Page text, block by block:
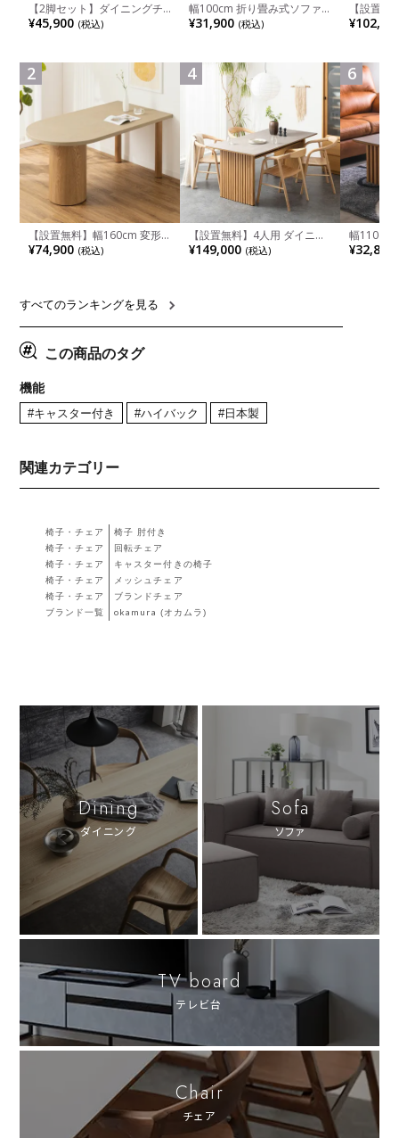
【2脚セット】ダイニングチ
ェア 木製 LUGA 肘付き チェ
ア 天然木 リビング椅子 板座
ュラル ブラウン 完成品
¥45,900 (税込)
2
【設置無料】幅160cm 変形
半円 ダイニングテーブル モ
ルタル風 LENAS コンクリー
リア風 グレージュ
¥74,900 (税込)
幅100cm 折り畳み式ソファ
ベッド コンパクト リクライ
ニング カウチスタイル 省ス
¥31,900 (税込)
4
【設置無料】4人用 ダイニン
グテーブルセット 5点 LUGA
セラミックテーブル おしゃれ
¥149,000 (税込)
【設置
チンカウ
板 引き出
れ ウッデ
ル グレー
6
幅110cm
木目調 リ
付き 長方
¥32,800
すべてのランキングを見る
この商品のタグ
機能
#キャスター付き #ハイバック #日本製
関連カテゴリー
椅子・チェア
椅子 肘付き
椅子・チェア
回転チェア
椅子・チェア
キャスター付きの椅子
椅子・チェア
メッシュチェア
椅子・チェア
ブランドチェア
ブランド一覧
okamura (オカムラ)
Dining
ダイニング
Sofa
ソファ
TV board
テレビ台
Chair
チェア